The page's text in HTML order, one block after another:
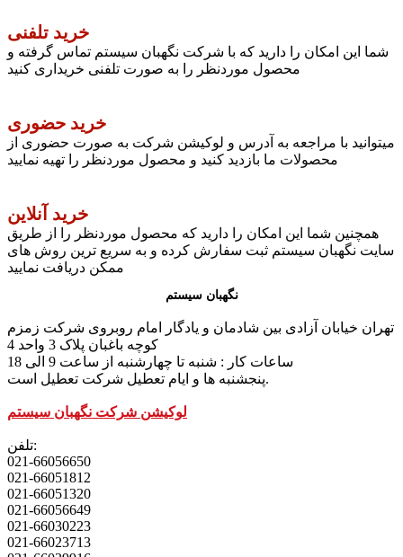
خرید تلفنی
شما این امکان را دارید که با شرکت نگهبان سیستم تماس گرفته و
محصول موردنظر را به صورت تلفنی خریداری کنید
خرید حضوری
میتوانید با مراجعه به آدرس و لوکیشن شرکت به صورت حضوری از
محصولات ما بازدید کنید و محصول موردنظر را تهیه نمایید
خرید آنلاین
همچنین شما این امکان را دارید که محصول موردنظر را از طریق
سایت نگهبان سیستم ثبت سفارش کرده و به سریع ترین روش های
ممکن دریافت نمایید
نگهبان سیستم
تهران خیابان آزادی بین شادمان و یادگار امام روبروی شرکت زمزم
کوچه باغبان پلاک 3 واحد 4
پنجشنبه ها و ایام تعطیل شرکت تعطیل است.
لوکیشن شرکت نگهبان سیستم
تلفن:
021-66056650
021-66051812
021-66051320
021-66056649
021-66030223
021-66023713